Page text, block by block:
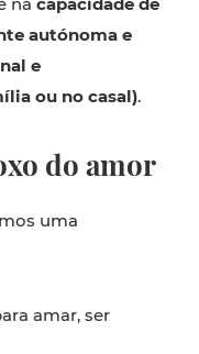
autónoma e
e
ou no casal).
do amor
uma
amar, ser